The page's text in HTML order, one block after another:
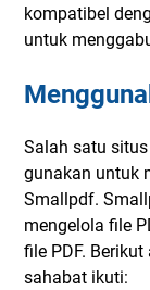
kompatibel
untuk
Salah satu
gunakan untuk
Smallpdf.
mengelola file
file PDF.
sahabat ikuti: